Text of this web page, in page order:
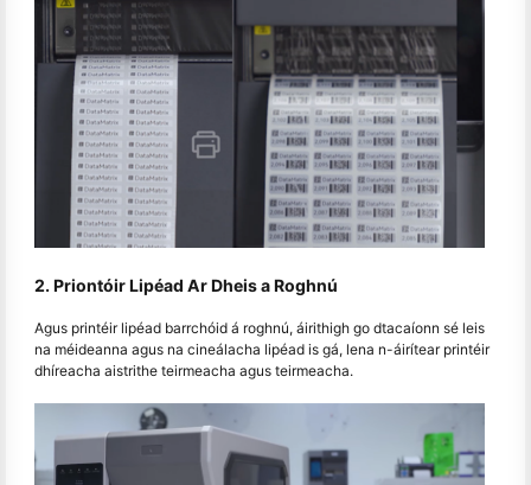
2. Priontóir Lipéad Ar Dheis a Roghnú
Agus printéir lipéad barrchóid á roghnú, áirithigh go dtacaíonn sé leis
na méideanna agus na cineálacha lipéad is gá, lena n-áirítear printéir
dhíreacha aistrithe teirmeacha agus teirmeacha.